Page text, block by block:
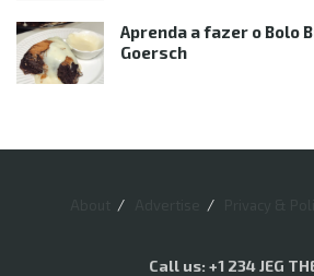
Aprenda a fazer o Bolo
Goersch
Call us: +1 234 JEG